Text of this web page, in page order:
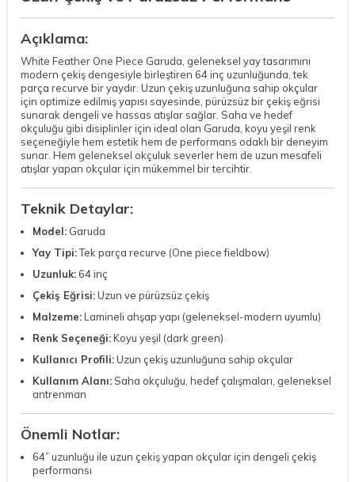
Açıklama:
White Feather One Piece Garuda, geleneksel yay tasarımını
modern çekiş dengesiyle birleştiren 64 inç uzunluğunda, tek
parça recurve bir yaydır. Uzun çekiş uzunluğuna sahip okçular
için optimize edilmiş yapısı sayesinde, pürüzsüz bir çekiş eğrisi
sunarak dengeli ve hassas atışlar sağlar. Saha ve hedef
okçuluğu gibi disiplinler için ideal olan Garuda, koyu yeşil renk
seçeneğiyle hem estetik hem de performans odaklı bir deneyim
sunar. Hem geleneksel okçuluk severler hem de uzun mesafeli
atışlar yapan okçular için mükemmel bir tercihtir.
Teknik Detaylar:
Model: Garuda
Yay Tipi:Tek parça recurve (One piece fieldbow)
Uzunluk: 64 inç
Çekiş Eğrisi:Uzun ve pürüzsüz çekiş
Malzeme:Lamineli ahşap yapı (geleneksel-modern uyumlu)
Renk Seçeneği:Koyu yeşil (dark green)
Kullanıcı Profili:Uzun çekiş uzunluğuna sahip okçular
Kullanım Alanı: Saha okçuluğu, hedef çalışmaları, geleneksel
antrenman
Önemli Notlar:
64” uzunluğu ile uzun çekiş yapan okçular için dengeli çekiş
performansı